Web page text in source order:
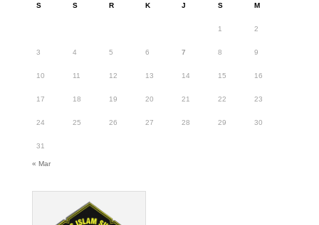
S S R K J S M
1 2
3 4 5 6 7 8 9
10 11 12 13 14 15 16
17 18 19 20 21 22 23
24 25 26 27 28 29 30
31
« Mar